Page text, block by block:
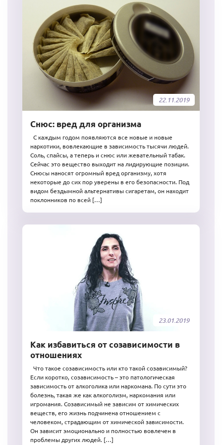
22.11.2019
Снюс: вред для организма
С каждым годом появляются все новые и новые
наркотики, вовлекающие в зависимость тысячи людей.
Соль, спайсы, а теперь и снюс или жевательный табак.
Сейчас это вещество выходит на лидирующие позиции.
Снюсы наносят огромный вред организму, хотя
некоторые до сих пор уверены в его безопасности. Под
видом бездымной альтернативы сигаретам, он находит
поклонников по всей […]
23.01.2019
Как избавиться от созависимости в
отношениях
Что такое созависимость или кто такой созависимый?
Если коротко, созависимость – это патологическая
зависимость от алкоголика или наркомана. По сути это
болезнь, такая же как алкоголизм, наркомания или
игромания. Созависимый не зависим от химических
веществ, его жизнь подчинена отношением с
человеком, страдающим от химической зависимости.
Он зависит эмоционально и полностью вовлечен в
проблемы других людей. […]